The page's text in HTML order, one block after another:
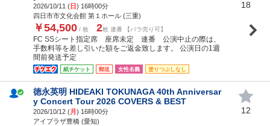
2026/10/11 (日) 16時00分
四日市市文化会館 第１ホール (三重)
￥54,500 / 枚 2枚 連番 【バラ売り可】
FC SSシート指定席 座席未定 連番 公演中止の際は、
手数料等を差し引いた額をご返金致します。 公演日の1週
間前発送予定
紙チケット 郵送 女性名義 塗りつぶしなし
18
徳永英明 HIDEAKI TOKUNAGA 40th Anniversar
y Concert Tour 2026 COVERS & BEST
2026/10/12 (月) 16時00分
アイプラザ豊橋 (愛知)
12